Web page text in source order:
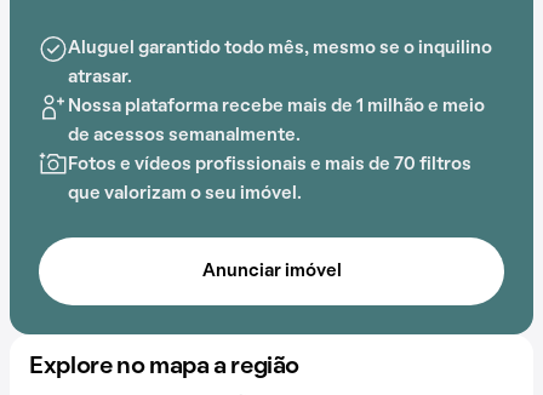
A proximidade com COC, Parque Santos Dumont,
Antoninho da Rocha Marmo, Univap, Parque Vicentina
Araha e Colégio Tableau adiciona praticidade a essa
experiência.
Aluguel garantido todo mês, mesmo se o inquilino
atrasar.
Nossa plataforma recebe mais de 1 milhão e meio
de acessos semanalmente.
Fotos e vídeos profissionais e mais de 70 filtros
que valorizam o seu imóvel.
Anunciar imóvel
Explore no mapa a região